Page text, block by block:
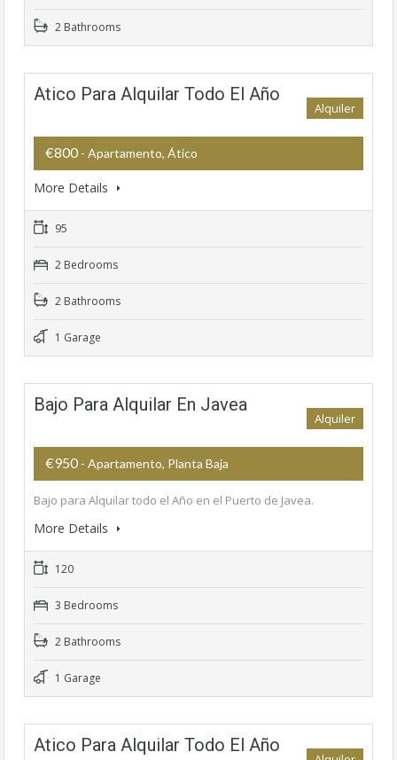
2 Bathrooms
Atico Para Alquilar Todo El Año
Alquiler
€800 - Apartamento, Ático
More Details
95
2 Bedrooms
2 Bathrooms
1 Garage
Bajo Para Alquilar En Javea
Alquiler
€950 - Apartamento, Planta Baja
Bajo para Alquilar todo el Año en el Puerto de Javea.
More Details
120
3 Bedrooms
2 Bathrooms
1 Garage
Atico Para Alquilar Todo El Año